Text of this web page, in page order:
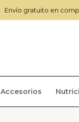
Envío gratuito en
Accesorios